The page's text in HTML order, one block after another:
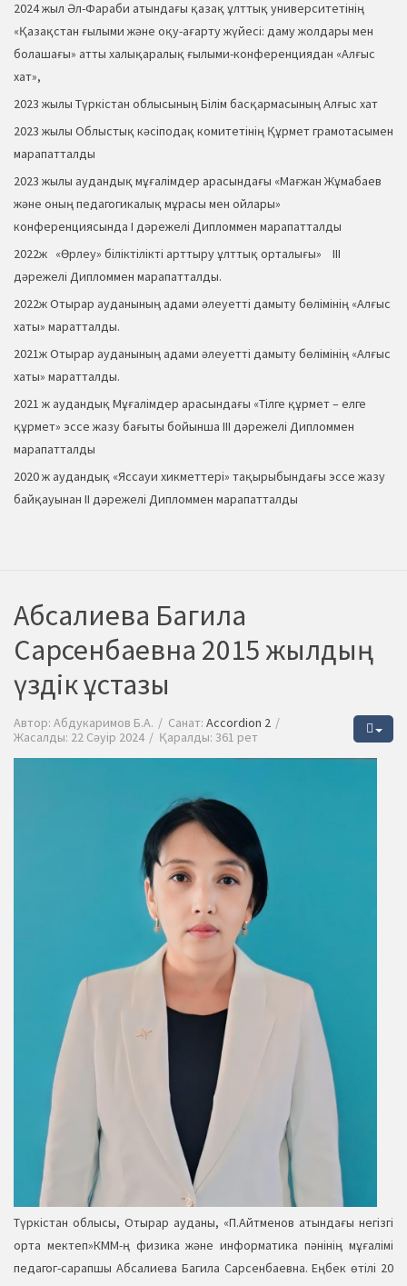
2024 жыл Әл-Фараби атындағы қазақ ұлттық университетінің
«Қазақстан ғылыми және оқу-ағарту жүйесі: даму жолдары мен
болашағы» атты халықаралық ғылыми-конференциядан «Алғыс
хат»,
2023 жылы Түркістан облысының Білім басқармасының Алғыс хат
2023 жылы Облыстық кәсіподақ комитетінің Құрмет грамотасымен
марапатталды
2023 жылы аудандық мұғалімдер арасындағы «Мағжан Жұмабаев
және оның педагогикалық мұрасы мен ойлары»
конференциясында І дәрежелі Дипломмен марапатталды
2022ж «Өрлеу» біліктілікті арттыру ұлттық орталығы» ІІІ
дәрежелі Дипломмен марапатталды.
2022ж Отырар ауданының адами әлеуетті дамыту бөлімінің «Алғыс
хаты» маратталды.
2021ж Отырар ауданының адами әлеуетті дамыту бөлімінің «Алғыс
хаты» маратталды.
2021 ж аудандық Мұғалімдер арасындағы «Тілге құрмет – елге
құрмет» эссе жазу бағыты бойынша ІІІ дәрежелі Дипломмен
марапатталды
2020 ж аудандық «Яссауи хикметтері» тақырыбындағы эссе жазу
байқауынан ІІ дәрежелі Дипломмен марапатталды
Абсалиева Багила
Сарсенбаевна 2015 жылдың
үздік ұстазы
Автор: Абдукаримов Б.А. Санат: Accordion 2
Жасалды: 22 Сәуір 2024
Қаралды: 361 рет
Түркістан облысы, Отырар ауданы, «П.Айтменов атындағы негізгі
орта мектеп»КММ-ң физика және информатика пәнінің мұғалімі
педагог-сарапшы Абсалиева Багила Сарсенбаевна. Еңбек өтілі 20